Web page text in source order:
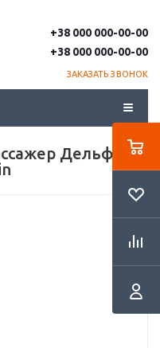
+38 000 000-00-00
+38 000 000-00-00
ЗАКАЗАТЬ ЗВОНОК
Дельфин